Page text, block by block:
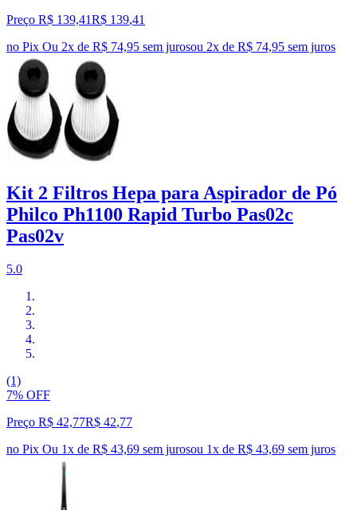
Preço R$ 139,41R$ 139,41
no Pix Ou 2x de R$ 74,95 sem jurosou 2x de R$ 74,95 sem juros
Kit 2 Filtros Hepa para Aspirador de Pó
Philco Ph1100 Rapid Turbo Pas02c
Pas02v
5.0
(1)
7% OFF
Preço R$ 42,77R$ 42,77
no Pix Ou 1x de R$ 43,69 sem jurosou 1x de R$ 43,69 sem juros